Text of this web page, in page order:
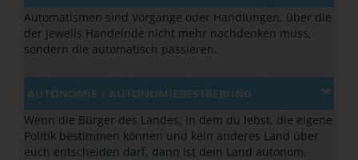
Automatismen sind Vorgänge oder Handlungen, über die
der jeweils Handelnde nicht mehr nachdenken muss,
sondern die automatisch passieren.
AUTONOMIE / AUTONOMIEBESTREBUNG
Wenn die Bürger des Landes, in dem du lebst, die eigene
Politik bestimmen können und kein anderes Land über
euch entscheiden darf, dann ist dein Land autonom.